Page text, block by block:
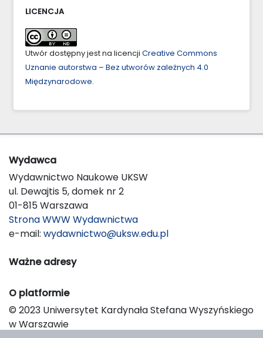
LICENCJA
Utwór dostępny jest na licencji Creative Commons
Uznanie autorstwa – Bez utworów zależnych 4.0
Międzynarodowe.
Wydawca
Wydawnictwo Naukowe UKSW
ul. Dewajtis 5, domek nr 2
01-815 Warszawa
Strona WWW Wydawnictwa
e-mail: wydawnictwo@uksw.edu.pl
Ważne adresy
O platformie
© 2023 Uniwersytet Kardynała Stefana Wyszyńskiego
w Warszawie